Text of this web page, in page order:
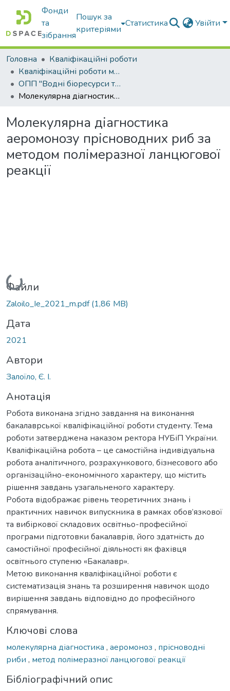
Фонди
та
зібрання
Пошук за
критеріями
Статистика Увійти
Головна
Кваліфікаційні роботи
Кваліфікаційні роботи магістрів
ОПП "Водні біоресурси та аквакультура"
Молекулярна діагностика аеромонозу прісноводних риб за методом полімеразної ланцюгової реакції
Молекулярна діагностика
аеромонозу прісноводних риб за
методом полімеразної ланцюгової
реакції
Вантажиться...
Файли
Zaloilo_Ie_2021_m.pdf(1,86 MB)
Дата
2021
Автори
Залоїло, Є. І.
Анотація
Робота виконана згідно завдання на виконання
бакалаврської кваліфікаційної роботи студенту. Тема
роботи затверджена наказом ректора НУБіП України.
Кваліфікаційна робота – це самостійна індивідуальна
робота аналітичного, розрахункового, бізнесового або
організаційно-економічного характеру, що містить
рішення завдань узагальненого характеру.
Робота відображає рівень теоретичних знань і
практичних навичок випускника в рамках обов’язкової
та вибіркової складових освітньо-професійної
програми підготовки бакалаврів, його здатність до
самостійної професійної діяльності як фахівця
освітнього ступеню «Бакалавр».
Метою виконання кваліфікаційної роботи є
систематизація знань та розширення навичок щодо
вирішення завдань відповідно до професійного
спрямування.
Ключові слова
молекулярна діагностика , аеромоноз , прісноводні
риби , метод полімеразної ланцюгової реакції
Бібліографічний опис